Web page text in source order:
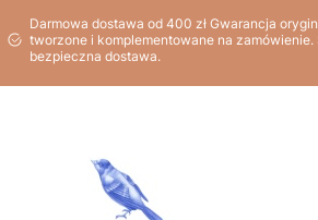
Darmowa dostawa od 400 zł Gwarancja
tworzone i komplementowane na
bezpieczna dostawa.